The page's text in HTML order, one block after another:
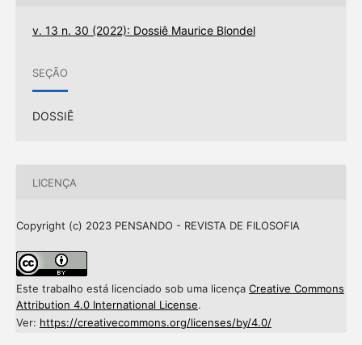
v. 13 n. 30 (2022): Dossiê Maurice Blondel
SEÇÃO
DOSSIÊ
LICENÇA
Copyright (c) 2023 PENSANDO - REVISTA DE FILOSOFIA
Este trabalho está licenciado sob uma licença Creative Commons
Attribution 4.0 International License.
Ver: https://creativecommons.org/licenses/by/4.0/